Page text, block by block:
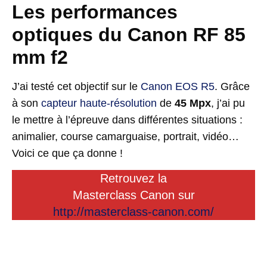
Les performances
optiques du Canon RF 85
mm f2
J’ai testé cet objectif sur le Canon EOS R5. Grâce
à son capteur haute-résolution de 45 Mpx, j’ai pu
le mettre à l’épreuve dans différentes situations :
animalier, course camarguaise, portrait, vidéo…
Voici ce que ça donne !
Retrouvez la
Masterclass Canon sur
http://masterclass-canon.com/